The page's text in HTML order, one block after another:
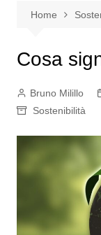
Home
Cosa
Bruno Milillo
Sostenibilità